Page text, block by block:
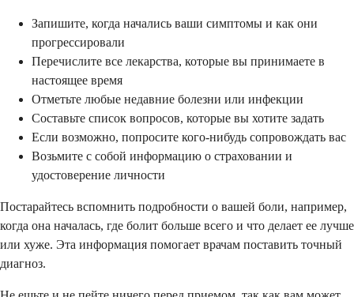
Запишите, когда начались ваши симптомы и как они
прогрессировали
Перечислите все лекарства, которые вы принимаете в
настоящее время
Отметьте любые недавние болезни или инфекции
Составьте список вопросов, которые вы хотите задать
Если возможно, попросите кого-нибудь сопровождать вас
Возьмите с собой информацию о страховании и
удостоверение личности
Постарайтесь вспомнить подробности о вашей боли, например,
когда она началась, где болит больше всего и что делает ее лучше
или хуже. Эта информация помогает врачам поставить точный
диагноз.